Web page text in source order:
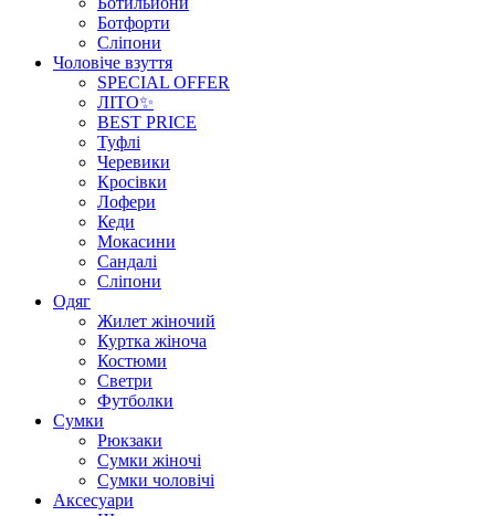
Ботфорти
Сліпони
Чоловіче взуття
SPECIAL OFFER
ЛІТО✨
BEST PRICE
Туфлі
Черевики
Кросівки
Лофери
Кеди
Мокасини
Сандалі
Сліпони
Одяг
Жилет жіночий
Куртка жіноча
Костюми
Светри
Футболки
Сумки
Рюкзаки
Сумки жіночі
Сумки чоловічі
Аксеcуари